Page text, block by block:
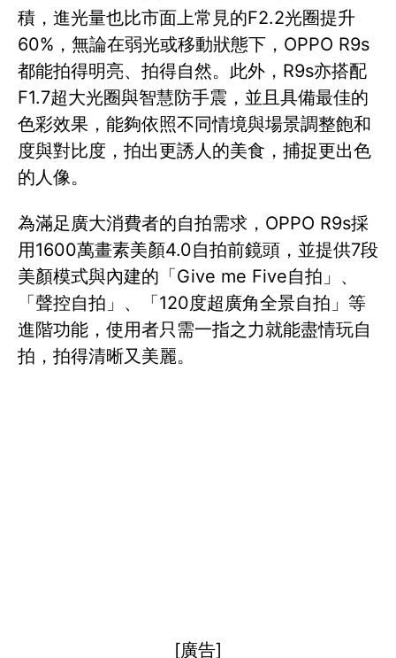
積，進光量也比市面上常見的F2.2光圈提升
60%，無論在弱光或移動狀態下，OPPO R9s
都能拍得明亮、拍得自然。此外，R9s亦搭配
F1.7超大光圈與智慧防手震，並且具備最佳的
色彩效果，能夠依照不同情境與場景調整飽和
度與對比度，拍出更誘人的美食，捕捉更出色
的人像。
為滿足廣大消費者的自拍需求，OPPO R9s採
用1600萬畫素美顏4.0自拍前鏡頭，並提供7段
美顏模式與內建的「Give me Five自拍」、
「聲控自拍」、「120度超廣角全景自拍」等
進階功能，使用者只需一指之力就能盡情玩自
拍，拍得清晰又美麗。
[廣告]